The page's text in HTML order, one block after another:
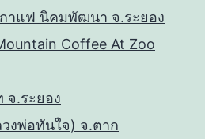
าแฟ นิคมพัฒนา จ.ระยอง
Coffee At Zoo
จ.ระยอง
งพ่อทันใจ) จ.ตาก